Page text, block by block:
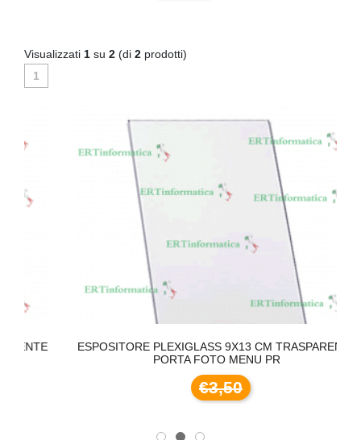
Visualizzati 1 su 2 (di 2 prodotti)
1
ESPOSITORE PLEXIGLASS 9X13 CM TRASPARENTE
PORTA FOTO MENU PR
€3,50